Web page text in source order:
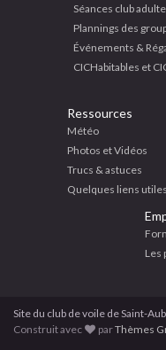
Séances club
Plannings des
Événements &
CICHabitables et
Ressources
Météo
Photos et Vidéos
Trucs & astuces
Quelques liens utiles
Les
Site du club de voile de Saint-
Construit avec
parThèmes